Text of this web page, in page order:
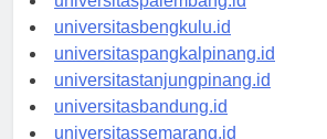
universitaspalembang.id
universitasbengkulu.id
universitaspangkalpinang.id
universitastanjungpinang.id
universitasbandung.id